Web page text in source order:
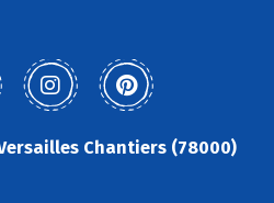
Chantiers (78000)